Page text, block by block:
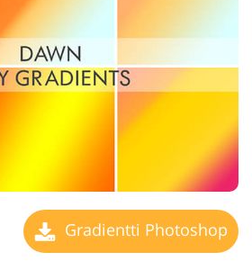
Gradientti Photoshop